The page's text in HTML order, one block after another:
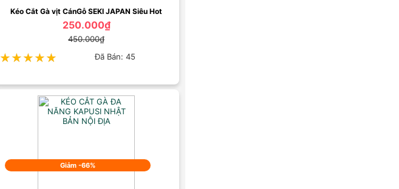
Kéo Cắt Gà vịt CánGỗ SEKI JAPAN Siêu Hot
250.000₫
450.000₫
★★★★★
★★★★★ Đã Bán: 45
Giảm -66%